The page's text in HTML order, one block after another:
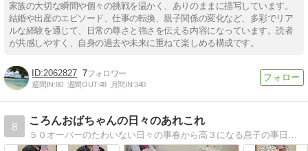
家族の大切な瞬間や個々の挑戦を温かく、ありのままに描写しています。
結婚や出産のエピソード、仕事の転換、親子関係の変化など、多彩でリア
ルな経験を通じて、日常の尊さと強さを伝える内容になっています。読者
が共感しやすく、自身の過去や未来に重ねて楽しめる構成です。
2062827 7
週間IN:80 週間OUT:48 月間IN:340
8
ころんおばちゃんの日々のあれこれ